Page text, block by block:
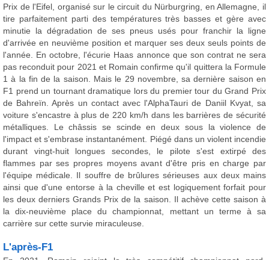
Prix de l'Eifel, organisé sur le circuit du Nürburgring, en Allemagne, il
tire parfaitement parti des températures très basses et gère avec
minutie la dégradation de ses pneus usés pour franchir la ligne
d'arrivée en neuvième position et marquer ses deux seuls points de
l'année. En octobre, l'écurie Haas annonce que son contrat ne sera
pas reconduit pour 2021 et Romain confirme qu'il quittera la Formule
1 à la fin de la saison. Mais le 29 novembre, sa dernière saison en
F1 prend un tournant dramatique lors du premier tour du Grand Prix
de Bahreïn. Après un contact avec l'AlphaTauri de Daniil Kvyat, sa
voiture s'encastre à plus de 220 km/h dans les barrières de sécurité
métalliques. Le châssis se scinde en deux sous la violence de
l'impact et s'embrase instantanément. Piégé dans un violent incendie
durant vingt-huit longues secondes, le pilote s'est extirpé des
flammes par ses propres moyens avant d'être pris en charge par
l'équipe médicale. Il souffre de brûlures sérieuses aux deux mains
ainsi que d'une entorse à la cheville et est logiquement forfait pour
les deux derniers Grands Prix de la saison. Il achève cette saison à
la dix-neuvième place du championnat, mettant un terme à sa
carrière sur cette survie miraculeuse.
L'après-F1